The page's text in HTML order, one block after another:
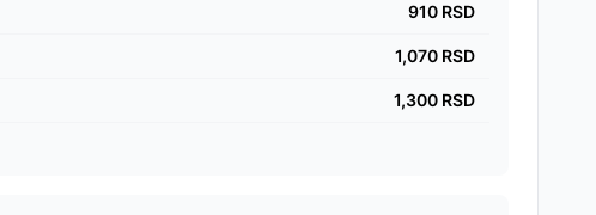
910 RSD
1,070 RSD
1,300 RSD